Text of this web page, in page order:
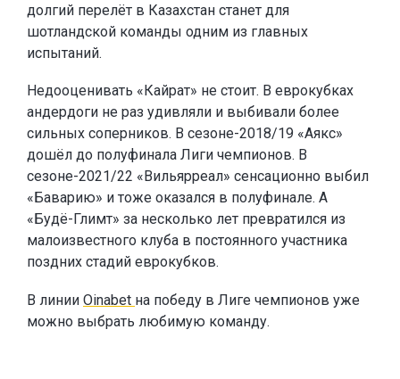
долгий перелёт в Казахстан станет для
шотландской команды одним из главных
испытаний.
Недооценивать «Кайрат» не стоит. В еврокубках
андердоги не раз удивляли и выбивали более
сильных соперников. В сезоне-2018/19 «Аякс»
дошёл до полуфинала Лиги чемпионов. В
сезоне-2021/22 «Вильярреал» сенсационно выбил
«Баварию» и тоже оказался в полуфинале. А
«Будё-Глимт» за несколько лет превратился из
малоизвестного клуба в постоянного участника
поздних стадий еврокубков.
В линии Oinabet на победу в Лиге чемпионов уже
можно выбрать любимую команду.